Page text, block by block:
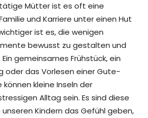
Mütter ist es oft eine
und Karriere unter einen Hut
ist es, die wenigen
bewusst zu gestalten und
gemeinsames Frühstück, ein
oder das Vorlesen einer Gute-
kleine Inseln der
Alltag sein. Es sind diese
unseren Kindern das Gefühl geben,